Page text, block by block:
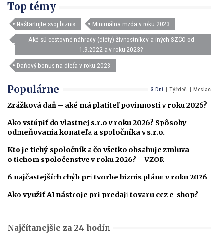
Top témy
Naštartujte svoj biznis Minimálna mzda v roku 2023
Aké sú cestovné náhrady (diéty) živnostníkov a iných SZČO od
1.9.2022 a v roku 2023?
Daňový bonus na dieťa v roku 2023
3 Dni Týždeň Mesiac
Populárne
Zrážková daň – aké má platiteľ povinnosti v roku 2026?
Ako vstúpiť do vlastnej s.r.o v roku 2026? Spôsoby
odmeňovania konateľa a spoločníka v s.r.o.
Kto je tichý spoločník a čo všetko obsahuje zmluva
o tichom spoločenstve v roku 2026? – VZOR
6 najčastejších chýb pri tvorbe biznis plánu v roku 2026
Ako využiť AI nástroje pri predaji tovaru cez e-shop?
Najčítanejšie za 24 hodín